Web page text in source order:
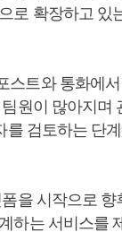
로 확장하고
스트와 통화에
원이 많아지
를 검토하는 단
을 시작으로
하는 서비스를